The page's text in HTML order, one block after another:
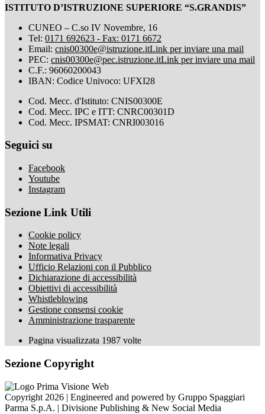
ISTITUTO D’ISTRUZIONE SUPERIORE “S.GRANDIS”
CUNEO – C.so IV Novembre, 16
Tel: 0171 692623 - Fax: 0171 6672
Email: cnis00300e@istruzione.itLink per inviare una mail
PEC: cnis00300e@pec.istruzione.itLink per inviare una mail
C.F.: 96060200043
IBAN: Codice Univoco: UFXI28
Cod. Mecc. d'Istituto: CNIS00300E
Cod. Mecc. IPC e ITT: CNRC00301D
Cod. Mecc. IPSMAT: CNRI003016
Seguici su
Facebook
Youtube
Instagram
Sezione Link Utili
Cookie policy
Note legali
Informativa Privacy
Ufficio Relazioni con il Pubblico
Dichiarazione di accessibilità
Obiettivi di accessibilità
Whistleblowing
Gestione consensi cookie
Amministrazione trasparente
Pagina visualizzata 1987 volte
Sezione Copyright
Copyright 2026 | Engineered and powered by Gruppo Spaggiari
Parma S.p.A. | Divisione Publishing & New Social Media